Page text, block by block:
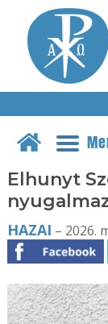
Elhunyt
HAZAI – 2026.